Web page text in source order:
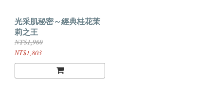
光采肌秘密～經典桂花茉
莉之王
NT$1,960
NT$1,803